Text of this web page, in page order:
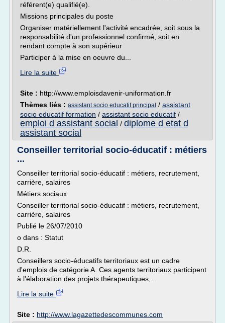
référent(e) qualifié(e).
Missions principales du poste
Organiser matériellement l'activité encadrée, soit sous la
responsabilité d'un professionnel confirmé, soit en
rendant compte à son supérieur
Participer à la mise en oeuvre du...
Lire la suite
Site : http://www.emploisdavenir-uniformation.fr
Thèmes liés : assistant socio educatif principal / assistant
socio educatif formation / assistant socio educatif /
emploi d assistant social / diplome d etat d
assistant social
Conseiller territorial socio-éducatif : métiers
...
Conseiller territorial socio-éducatif : métiers, recrutement,
carrière, salaires
Métiers sociaux
Conseiller territorial socio-éducatif : métiers, recrutement,
carrière, salaires
Publié le 26/07/2010
o dans : Statut
D.R.
Conseillers socio-éducatifs territoriaux est un cadre
d'emplois de catégorie A. Ces agents territoriaux participent
à l'élaboration des projets thérapeutiques,...
Lire la suite
Site : http://www.lagazettedescommunes.com